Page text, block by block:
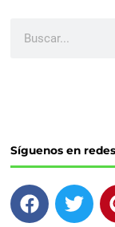
Síguenos en redes
F
a
T
w